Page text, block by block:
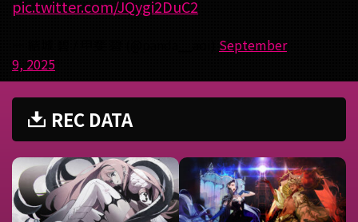
pic.twitter.com/JQygi2DuC2
September
9, 2025
REC DATA